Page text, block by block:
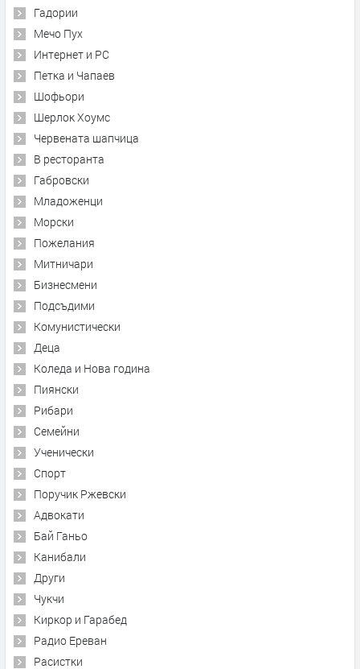
Гадории
Мечо Пух
Интернет и PC
Петка и Чапаев
Шофьори
Шерлок Хоумс
Червената шапчица
В ресторанта
Габровски
Младоженци
Морски
Пожелания
Митничари
Бизнесмени
Подсъдими
Комунистически
Деца
Коледа и Нова година
Пиянски
Рибари
Семейни
Ученически
Спорт
Поручик Ржевски
Адвокати
Бай Ганьо
Канибали
Други
Чукчи
Киркор и Гарабед
Радио Ереван
Расистки